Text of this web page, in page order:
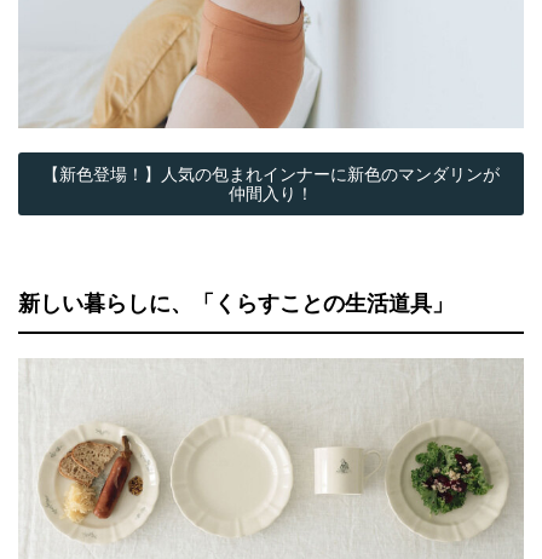
【新色登場！】人気の包まれインナーに新色のマンダリンが
仲間入り！
新しい暮らしに、「くらすことの生活道具」